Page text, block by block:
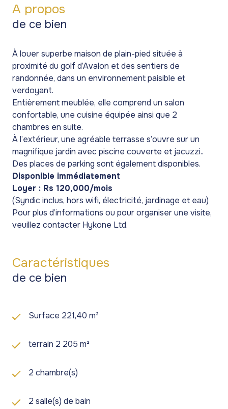
A propos
de ce bien
À louer superbe maison de plain-pied située à
proximité du golf d’Avalon et des sentiers de
randonnée, dans un environnement paisible et
verdoyant.
Entièrement meublée, elle comprend un salon
confortable, une cuisine équipée ainsi que 2
chambres en suite.
À l’extérieur, une agréable terrasse s’ouvre sur un
magnifique jardin avec piscine couverte et jacuzzi..
Des places de parking sont également disponibles.
Disponible immédiatement
Loyer : Rs 120,000/mois
(Syndic inclus, hors wifi, électricité, jardinage et eau)
Pour plus d’informations ou pour organiser une visite,
veuillez contacter Hykone Ltd.
Caractéristiques
de ce bien
Surface 221,40 m²
terrain 2 205 m²
2 chambre(s)
2 salle(s) de bain